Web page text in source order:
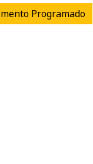
Programado